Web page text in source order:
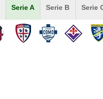
Serie A Serie B Serie